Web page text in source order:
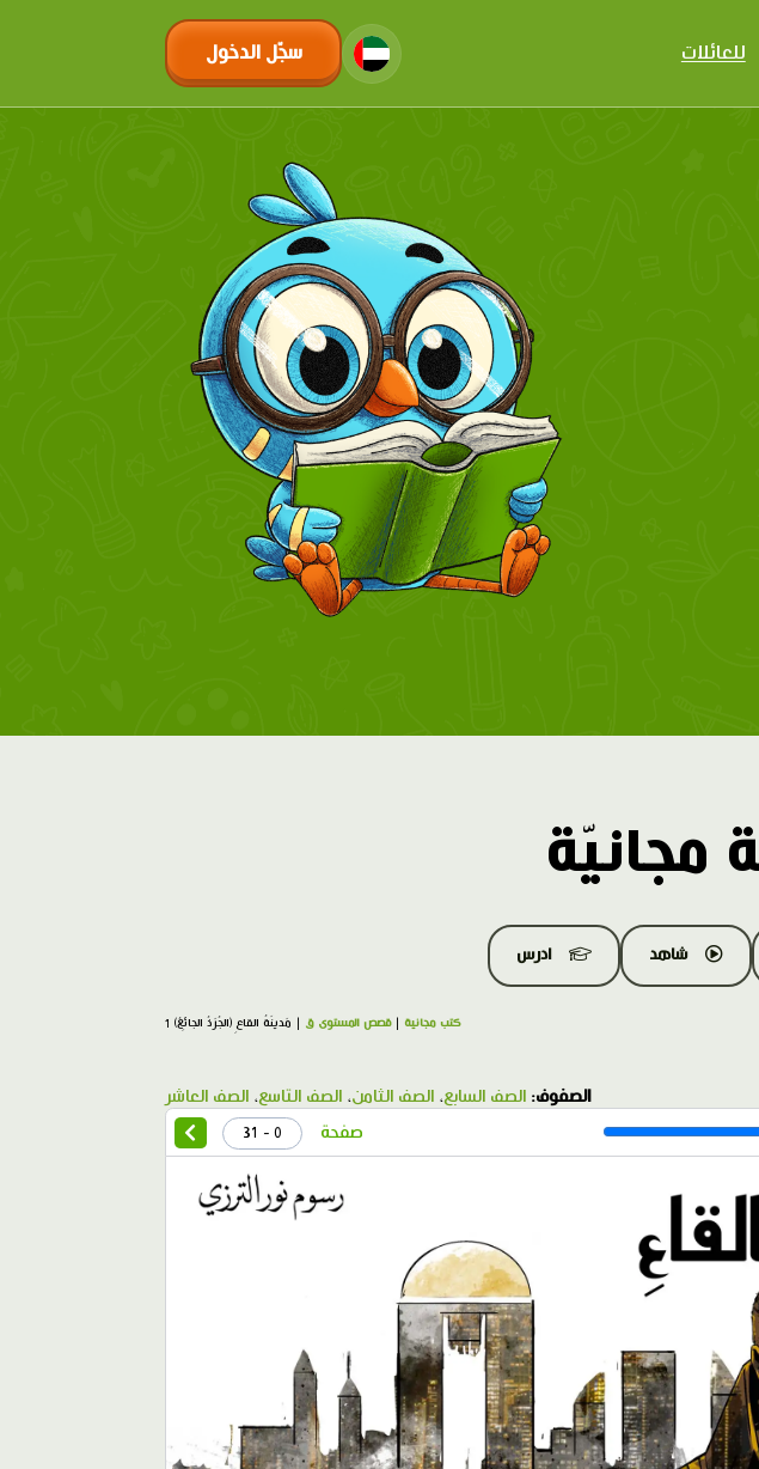
للعائلات سجّل الدخول
مجانيّة
شاهد ادرس
كتب مجانية |قصص المستوى ق | مَدينَةُ القاعِ (الجُرَذُ الجائِعُ) 1
الصفوف: الصف السابع، الصف الثامن، الصف التاسع، الصف العاشر
صفحة 0 - 31